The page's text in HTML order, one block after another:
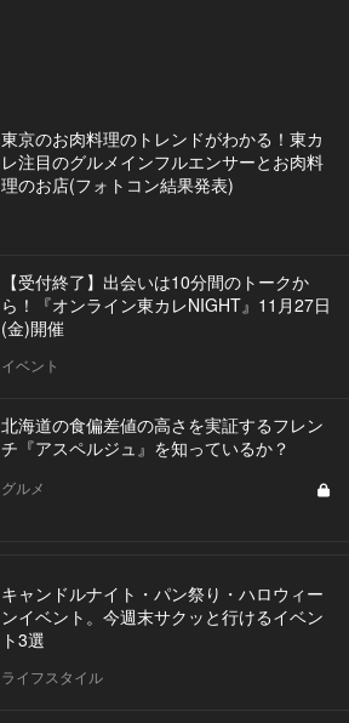
東京のお肉料理のトレンドがわかる！東カ
レ注目のグルメインフルエンサーとお肉料
理のお店(フォトコン結果発表)
【受付終了】出会いは10分間のトークか
ら！『オンライン東カレNIGHT』11月27日
(金)開催
イベント
北海道の食偏差値の高さを実証するフレン
チ『アスペルジュ』を知っているか？
グルメ
キャンドルナイト・パン祭り・ハロウィー
ンイベント。今週末サクッと行けるイベン
ト3選
ライフスタイル